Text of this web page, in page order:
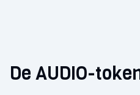
De AUDIO-